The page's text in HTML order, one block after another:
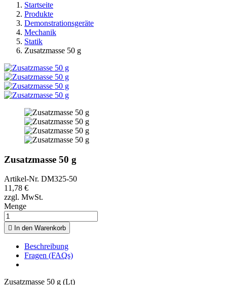
Startseite
Produkte
Demonstrationsgeräte
Mechanik
Statik
Zusatzmasse 50 g
Zusatzmasse 50 g
Artikel-Nr. DM325-50
11,78 €
zzgl. MwSt.
Menge
 In den Warenkorb
Beschreibung
Fragen (FAQs)
Zusatzmasse 50 g (Lt)